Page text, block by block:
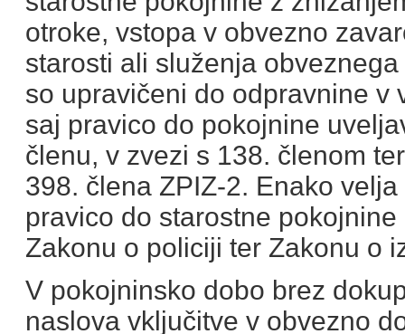
otroke, vstopa v obvezno
starosti ali služenja
so upravičeni do odpravnine v
saj pravico do pokojnine
členu, v zvezi s 138. členom
398. člena ZPIZ-2. Enako
pravico do starostne
Zakonu o policiji ter Zakonu o
V pokojninsko dobo brez
naslova vključitve v obvezno